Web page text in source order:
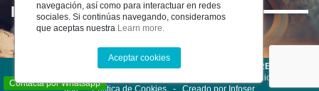
INFORMACIÓN
Contacta por Whatsapp
©2025 CERÁMICA DEL RÍO SALADO S.L . TODOS LOS DERECHOS
RESERVADOS
Condiciones de
uso-Política de Cookies - Creado por Infoser
navegación, así como para interactuar en redes
sociales. Si continúas navegando, consideramos
que aceptas nuestra Learn more.
Aceptar cookies